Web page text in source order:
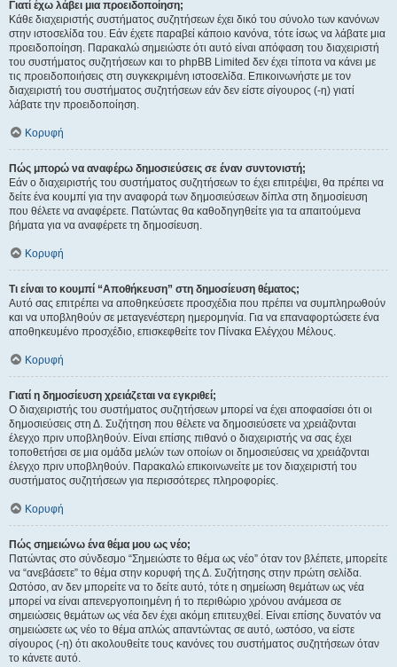
Γιατί έχω λάβει μια προειδοποίηση;
Κάθε διαχειριστής συστήματος συζητήσεων έχει δικό του σύνολο των κανόνων
στην ιστοσελίδα του. Εάν έχετε παραβεί κάποιο κανόνα, τότε ίσως να λάβατε μια
προειδοποίηση. Παρακαλώ σημειώστε ότι αυτό είναι απόφαση του διαχειριστή
του συστήματος συζητήσεων και το phpBB Limited δεν έχει τίποτα να κάνει με
τις προειδοποιήσεις στη συγκεκριμένη ιστοσελίδα. Επικοινωνήστε με τον
διαχειριστή του συστήματος συζητήσεων εάν δεν είστε σίγουρος (-η) γιατί
λάβατε την προειδοποίηση.
Κορυφή
Πώς μπορώ να αναφέρω δημοσιεύσεις σε έναν συντονιστή;
Εάν ο διαχειριστής του συστήματος συζητήσεων το έχει επιτρέψει, θα πρέπει να
δείτε ένα κουμπί για την αναφορά των δημοσιεύσεων δίπλα στη δημοσίευση
που θέλετε να αναφέρετε. Πατώντας θα καθοδηγηθείτε για τα απαιτούμενα
βήματα για να αναφέρετε τη δημοσίευση.
Κορυφή
Τι είναι το κουμπί “Αποθήκευση” στη δημοσίευση θέματος;
Αυτό σας επιτρέπει να αποθηκεύσετε προσχέδια που πρέπει να συμπληρωθούν
και να υποβληθούν σε μεταγενέστερη ημερομηνία. Για να επαναφορτώσετε ένα
αποθηκευμένο προσχέδιο, επισκεφθείτε τον Πίνακα Ελέγχου Μέλους.
Κορυφή
Γιατί η δημοσίευση χρειάζεται να εγκριθεί;
Ο διαχειριστής του συστήματος συζητήσεων μπορεί να έχει αποφασίσει ότι οι
δημοσιεύσεις στη Δ. Συζήτηση που θέλετε να δημοσιεύσετε να χρειάζονται
έλεγχο πριν υποβληθούν. Είναι επίσης πιθανό ο διαχειριστής να σας έχει
τοποθετήσει σε μια ομάδα μελών των οποίων οι δημοσιεύσεις να χρειάζονται
έλεγχο πριν υποβληθούν. Παρακαλώ επικοινωνείτε με τον διαχειριστή του
συστήματος συζητήσεων για περισσότερες πληροφορίες.
Κορυφή
Πώς σημειώνω ένα θέμα μου ως νέο;
Πατώντας στο σύνδεσμο “Σημειώστε το θέμα ως νέο” όταν τον βλέπετε, μπορείτε
να “ανεβάσετε” το θέμα στην κορυφή της Δ. Συζήτησης στην πρώτη σελίδα.
Ωστόσο, αν δεν μπορείτε να το δείτε αυτό, τότε η σημείωση θεμάτων ως νέα
μπορεί να είναι απενεργοποιημένη ή το περιθώριο χρόνου ανάμεσα σε
σημειώσεις θεμάτων ως νέα δεν έχει ακόμη επιτευχθεί. Είναι επίσης δυνατόν να
σημειώσετε ως νέο το θέμα απλώς απαντώντας σε αυτό, ωστόσο, να είστε
σίγουρος (-η) ότι ακολουθείτε τους κανόνες του συστήματος συζητήσεων όταν
το κάνετε αυτό.